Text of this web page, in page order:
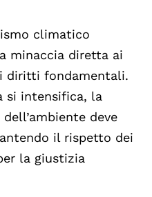
climatico
minaccia diretta ai
diritti fondamentali.
si intensifica, la
deve
il rispetto dei
la giustizia